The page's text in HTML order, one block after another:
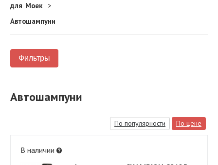
для Моек
Автошампуни
Фильтры
Автошампуни
По популярности По цене
В наличии